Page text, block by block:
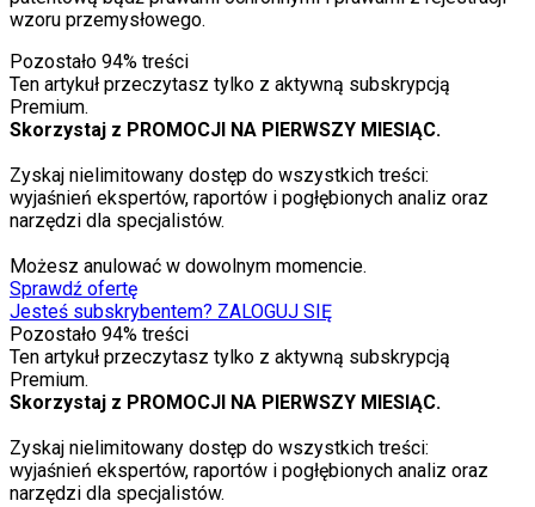
wzoru przemysłowego.
Pozostało 94% treści
Ten artykuł przeczytasz tylko z aktywną subskrypcją
Premium.
Skorzystaj z PROMOCJI NA PIERWSZY MIESIĄC.
Zyskaj nielimitowany dostęp do wszystkich treści:
wyjaśnień ekspertów, raportów i pogłębionych analiz oraz
narzędzi dla specjalistów.
Możesz anulować w dowolnym momencie.
Sprawdź ofertę
Jesteś subskrybentem? ZALOGUJ SIĘ
Pozostało 94% treści
Ten artykuł przeczytasz tylko z aktywną subskrypcją
Premium.
Skorzystaj z PROMOCJI NA PIERWSZY MIESIĄC.
Zyskaj nielimitowany dostęp do wszystkich treści:
wyjaśnień ekspertów, raportów i pogłębionych analiz oraz
narzędzi dla specjalistów.